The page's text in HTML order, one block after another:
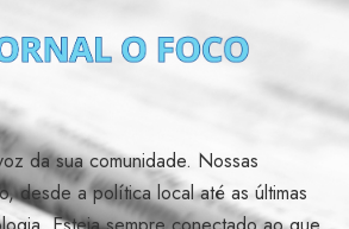
da sua comunidade. Nossas
desde a política local até as últimas